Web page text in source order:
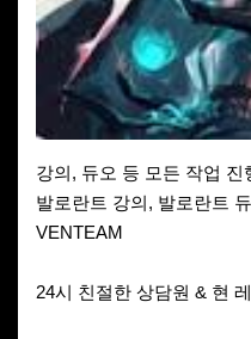
강의, 듀오 등 모든 작업 진
발로란트 강의, 발로란트
VENTEAM
24시 친절한 상담원 & 현